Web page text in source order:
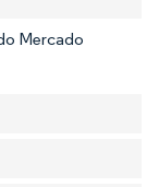
Mercado